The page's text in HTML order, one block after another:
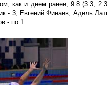
как и днем ранее, 9:8 (3:3,
- 3, Евгений Финаев, Адель
- по 1.